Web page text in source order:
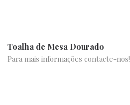
Toalha de Mesa Dourado
Para mais informações contacte-nos!